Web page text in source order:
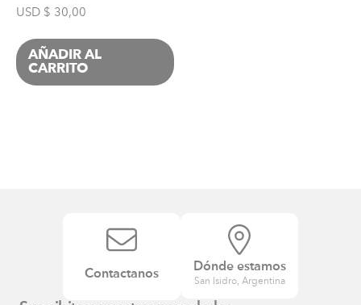
USD $ 30,00
AÑADIR AL
CARRITO
Contactanos
Dónde estamos
San Isidro, Argentina